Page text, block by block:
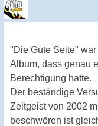
"Die Gute Seite"
Album, dass genau
Berechtigung hatte.
Der beständige
Zeitgeist von 2002
beschwören ist